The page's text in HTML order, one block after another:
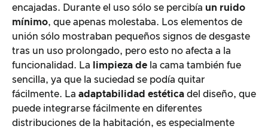
encajadas. Durante el uso sólo se percibía un ruido
mínimo, que apenas molestaba. Los elementos de
unión sólo mostraban pequeños signos de desgaste
tras un uso prolongado, pero esto no afecta a la
funcionalidad. La
limpieza de la cama también fue
sencilla, ya que la suciedad se podía quitar
fácilmente. La adaptabilidad estética del diseño, que
puede integrarse fácilmente en diferentes
distribuciones de la habitación, es especialmente